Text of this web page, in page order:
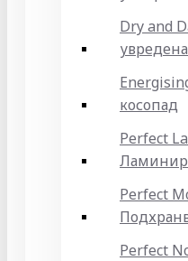
Dry and
косопад
Perfect
Perfect
Perfect